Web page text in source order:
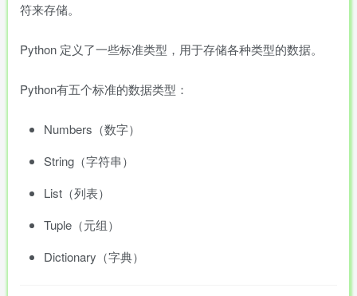
符来存储。
Python 定义了一些标准类型，用于存储各种类型的数据。
Python有五个标准的数据类型：
Numbers（数字）
String（字符串）
List（列表）
Tuple（元组）
Dictionary（字典）